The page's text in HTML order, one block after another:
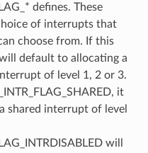
defines. These
of interrupts that
choose from. If this
default to allocating a
of level 1, 2 or 3.
it
shared interrupt of level
will